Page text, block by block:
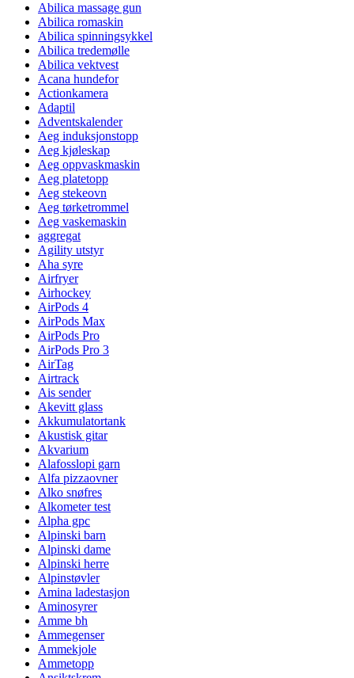
Abilica massage gun
Abilica romaskin
Abilica spinningsykkel
Abilica tredemølle
Abilica vektvest
Acana hundefor
Actionkamera
Adaptil
Adventskalender
Aeg induksjonstopp
Aeg kjøleskap
Aeg oppvaskmaskin
Aeg platetopp
Aeg stekeovn
Aeg tørketrommel
Aeg vaskemaskin
aggregat
Agility utstyr
Aha syre
Airfryer
Airhockey
AirPods 4
AirPods Max
AirPods Pro
AirPods Pro 3
AirTag
Airtrack
Ais sender
Akevitt glass
Akkumulatortank
Akustisk gitar
Akvarium
Alafosslopi garn
Alfa pizzaovner
Alko snøfres
Alkometer test
Alpha gpc
Alpinski barn
Alpinski dame
Alpinski herre
Alpinstøvler
Amina ladestasjon
Aminosyrer
Amme bh
Ammegenser
Ammekjole
Ammetopp